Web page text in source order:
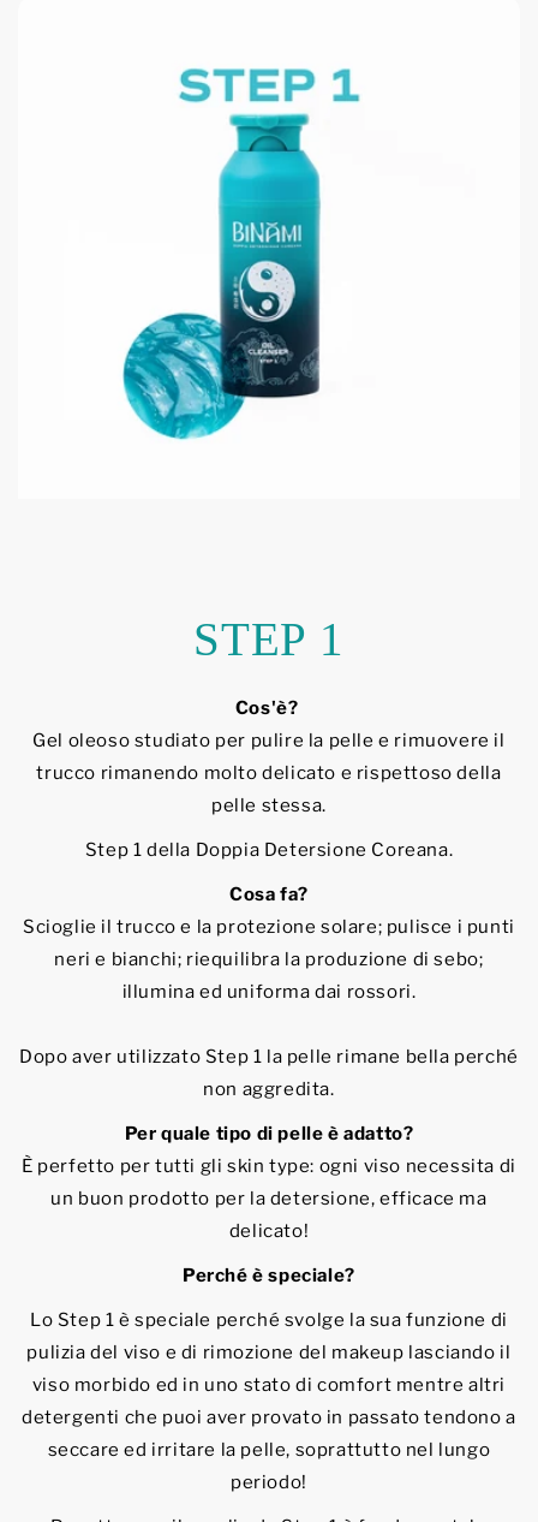
STEP 1
Cos'è?
Gel oleoso studiato per pulire la pelle e rimuovere il
trucco rimanendo molto delicato e rispettoso della
pelle stessa.
Step 1 della Doppia Detersione Coreana.
Cosa fa?
Scioglie il trucco e la protezione solare; pulisce i punti
neri e bianchi; riequilibra la produzione di sebo;
illumina ed uniforma dai rossori.
Dopo aver utilizzato Step 1 la pelle rimane bella perché
non aggredita.
Per quale tipo di pelle è adatto?
È perfetto per tutti gli skin type: ogni viso necessita di
un buon prodotto per la detersione, efficace ma
delicato!
Perché è speciale?
Lo Step 1 è speciale perché svolge la sua funzione di
pulizia del viso e di rimozione del makeup lasciando il
viso morbido ed in uno stato di comfort mentre altri
detergenti che puoi aver provato in passato tendono a
seccare ed irritare la pelle, soprattutto nel lungo
periodo!